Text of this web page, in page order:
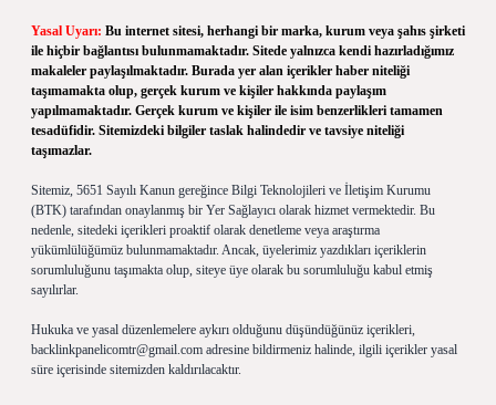
Yasal Uyarı: Bu internet sitesi, herhangi bir marka, kurum veya şahıs şirketi
ile hiçbir bağlantısı bulunmamaktadır. Sitede yalnızca kendi hazırladığımız
makaleler paylaşılmaktadır. Burada yer alan içerikler haber niteliği
taşımamakta olup, gerçek kurum ve kişiler hakkında paylaşım
yapılmamaktadır. Gerçek kurum ve kişiler ile isim benzerlikleri tamamen
tesadüfidir. Sitemizdeki bilgiler taslak halindedir ve tavsiye niteliği
taşımazlar.
Sitemiz, 5651 Sayılı Kanun gereğince Bilgi Teknolojileri ve İletişim Kurumu
(BTK) tarafından onaylanmış bir Yer Sağlayıcı olarak hizmet vermektedir. Bu
nedenle, sitedeki içerikleri proaktif olarak denetleme veya araştırma
yükümlülüğümüz bulunmamaktadır. Ancak, üyelerimiz yazdıkları içeriklerin
sorumluluğunu taşımakta olup, siteye üye olarak bu sorumluluğu kabul etmiş
sayılırlar.
Hukuka ve yasal düzenlemelere aykırı olduğunu düşündüğünüz içerikleri,
backlinkpanelicomtr@gmail.com adresine bildirmeniz halinde, ilgili içerikler yasal
süre içerisinde sitemizden kaldırılacaktır.